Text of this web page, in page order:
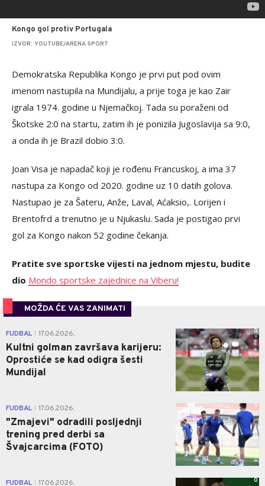
Kongo gol protiv Portugala
IZVOR: YOUTUBE/ARENA SPORT
Demokratska Republika Kongo je prvi put pod ovim
imenom nastupila na Mundijalu, a prije toga je kao Zair
igrala 1974. godine u Njemačkoj. Tada su poraženi od
Škotske 2:0 na startu, zatim ih je ponizila Jugoslavija sa 9:0,
a onda ih je Brazil dobio 3:0.
Joan Visa je napadač koji je rođenu Francuskoj, a ima 37
nastupa za Kongo od 2020. godine uz 10 datih golova.
Nastupao je za Šateru, Anže, Laval, Aćaksio,. Lorijen i
Brentofrd a trenutno je u Njukaslu. Sada je postigao prvi
gol za Kongo nakon 52 godine čekanja.
Pratite sve sportske vijesti na jednom mjestu, budite
dio Mondo sportske zajednice na Viberu!
MOŽDA ĆE VAS ZANIMATI
FUDBAL 17.06.2026.
Kultni golman završava karijeru:
Oprostiće se kad odigra šesti
Mundijal
0
FUDBAL 17.06.2026.
"Zmajevi" odradili posljednji
trening pred derbi sa
Švajcarcima (FOTO)
0
FUDBAL 17.06.2026. 0